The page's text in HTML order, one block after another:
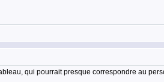
qui pourrait presque correspondre au